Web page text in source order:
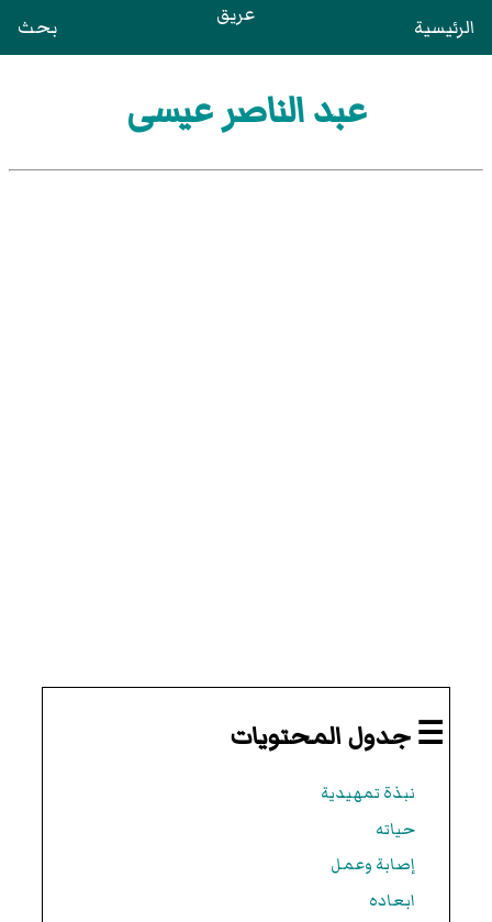
الرئيسية عريق بحث
عبد الناصر عيسى
☰ جدول المحتويات
نبذة تمهيدية
حياته
إصابة وعمل
ابعاده